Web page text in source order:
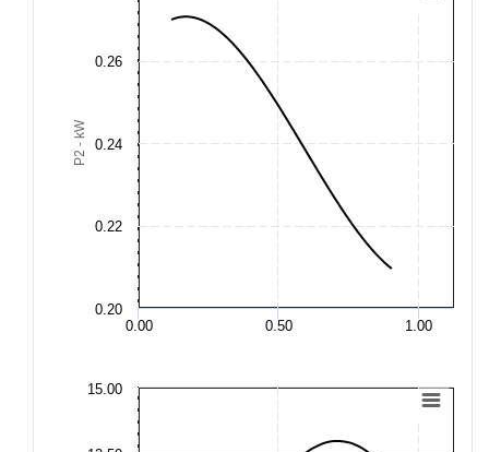
P2 - kW
0.00 0.50 1.00
0.20
0.22
0.24
0.26
15.00